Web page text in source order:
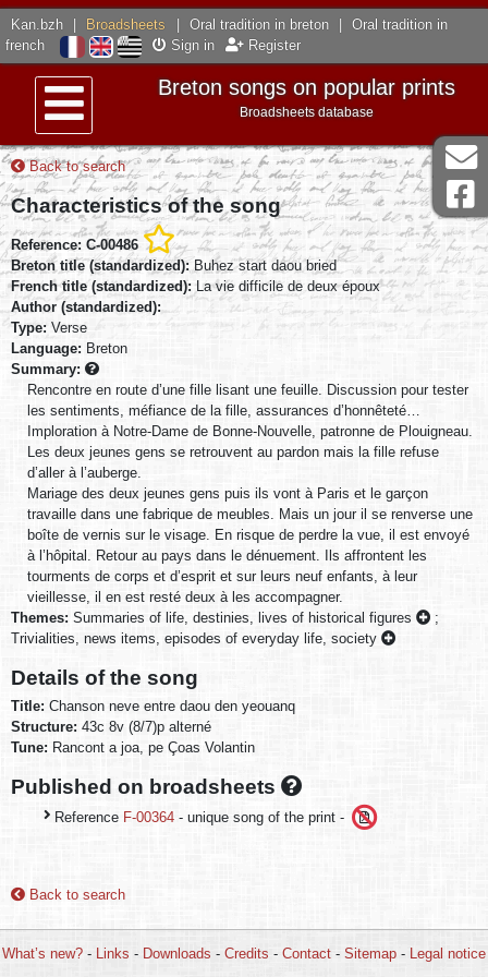
Kan.bzh Broadsheets Oral tradition in breton
Oral tradition in
french
Sign in Register
Menu
Breton songs on popular prints
Broadsheets database
Back to search
Characteristics of the song
Reference: C-00486
Breton title (standardized): Buhez start daou bried
French title (standardized):La vie difficile de deux époux
Author (standardized):
Type: Verse
Language: Breton
Summary:
Rencontre en route d’une fille lisant une feuille. Discussion pour tester
les sentiments, méfiance de la fille, assurances d’honnêteté…
Imploration à Notre-Dame de Bonne-Nouvelle, patronne de Plouigneau.
Les deux jeunes gens se retrouvent au pardon mais la fille refuse
d’aller à l’auberge.
Mariage des deux jeunes gens puis ils vont à Paris et le garçon
travaille dans une fabrique de meubles. Mais un jour il se renverse une
boîte de vernis sur le visage. En risque de perdre la vue, il est envoyé
à l’hôpital. Retour au pays dans le dénuement. Ils affrontent les
tourments de corps et d’esprit et sur leurs neuf enfants, à leur
vieillesse, il en est resté deux à les accompagner.
Themes: Summaries of life, destinies, lives of historical figures
;
Trivialities, news items, episodes of everyday life, society
Details of the song
Title: Chanson neve entre daou den yeouanq
Structure: 43c 8v (8/7)p alterné
Tune: Rancont a joa, pe Çoas Volantin
Published on broadsheets
Reference F-00364 - unique song of the print -
Back to search
What’s new? - Links - Downloads - Credits - Contact - Sitemap - Legal notice